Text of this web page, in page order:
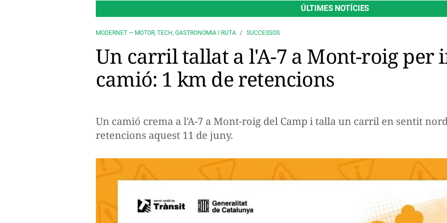
ÚLTIMES NOTÍCIES
MODERNET — MOTOR, TECH, GASTRONOMIA I RUTA SUCCESSOS
Un carril tallat a l'A-7 a Mont-roig per
camió: 1 km de retencions
Un camió crema a l'A-7 a Mont-roig del Camp i talla un carril en sentit
retencions aquest 11 de juny.